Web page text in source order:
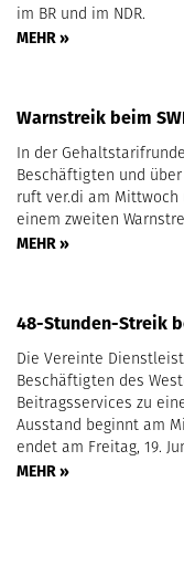
im BR und im NDR.
MEHR »
Warnstreik beim
In der
Beschäftigten und
ruft ver.di am Mittwoch
einem zweiten
MEHR »
48-Stunden-Streik
Die Vereinte
Beschäftigten des
Beitragsservices zu
Ausstand beginnt am
endet am Freitag, 19.
MEHR »